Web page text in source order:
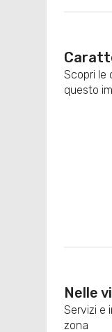
Scopri le
questo
Nelle
Servizi e
zona